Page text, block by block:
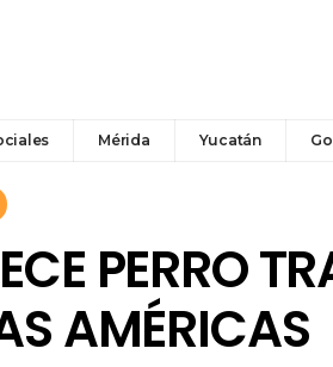
Mérida Yucatán
PERRO
AMÉRICAS